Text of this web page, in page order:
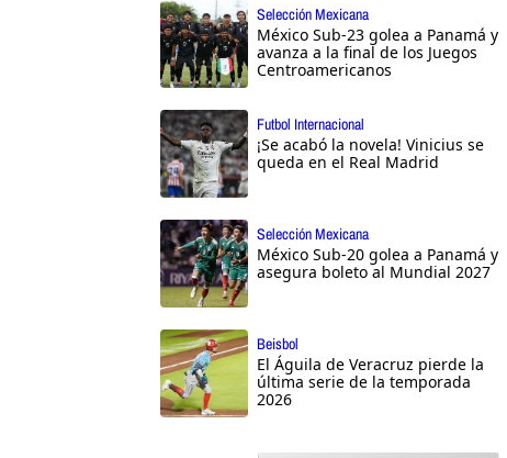
Selección Mexicana
México Sub-23 golea a Panamá y
avanza a la final de los Juegos
Centroamericanos
Futbol Internacional
¡Se acabó la novela! Vinicius se
queda en el Real Madrid
Selección Mexicana
México Sub-20 golea a Panamá y
asegura boleto al Mundial 2027
Beisbol
El Águila de Veracruz pierde la
última serie de la temporada
2026